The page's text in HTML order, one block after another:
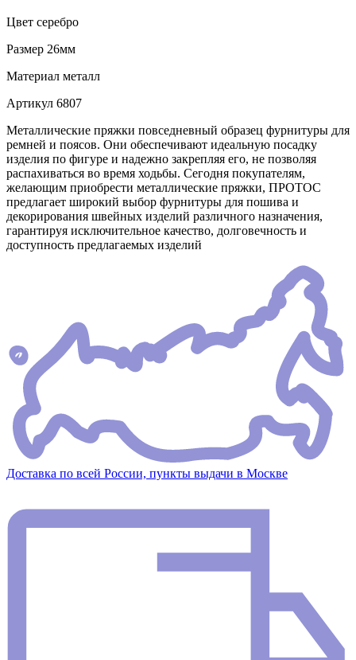
Цвет серебро
Размер 26мм
Материал металл
Артикул 6807
Металлические пряжки повседневный образец фурнитуры для
ремней и поясов. Они обеспечивают идеальную посадку
изделия по фигуре и надежно закрепляя его, не позволяя
распахиваться во время ходьбы. Сегодня покупателям,
желающим приобрести металлические пряжки, ПРОТОС
предлагает широкий выбор фурнитуры для пошива и
декорирования швейных изделий различного назначения,
гарантируя исключительное качество, долговечность и
доступность предлагаемых изделий
Доставка по всей России, пункты выдачи в Москве